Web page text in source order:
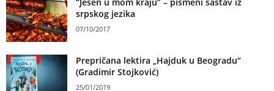
“Jesen u mom kraju” – pismeni sastav iz
srpskog jezika
07/10/2017
Prepričana lektira „Hajduk u Beogradu“
(Gradimir Stojković)
25/01/2019